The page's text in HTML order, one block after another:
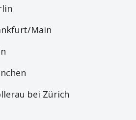
Main
bei Zürich